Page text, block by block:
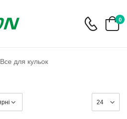
0
Все для кульок